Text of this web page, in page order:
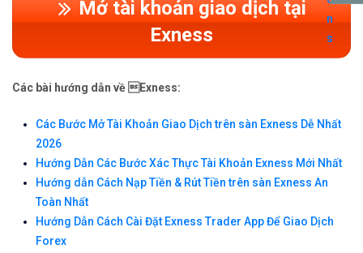
Mở tài khoản giao dịch tại
Exness
Các bài hướng dẫn về Exness:
Các Bước Mở Tài Khoản Giao Dịch trên sàn Exness Dễ Nhất
2026
Hướng Dẫn Các Bước Xác Thực Tài Khoản Exness Mới Nhất
Hướng dẫn Cách Nạp Tiền & Rút Tiền trên sàn Exness An
Toàn Nhất
Hướng Dẫn Cách Cài Đặt Exness Trader App Để Giao Dịch
Forex